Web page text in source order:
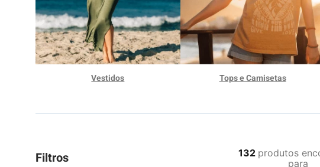
Vestidos Tops e Camisetas
Filtros 132 produtos
º
mochila
10 º biquini